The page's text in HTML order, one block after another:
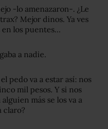
-lo amenazaron-. ¿Le
Mejor dinos. Ya ves
en los puentes…
a nadie.
pedo va a estar así: nos
mil pesos. Y si nos
más se los va a
claro?